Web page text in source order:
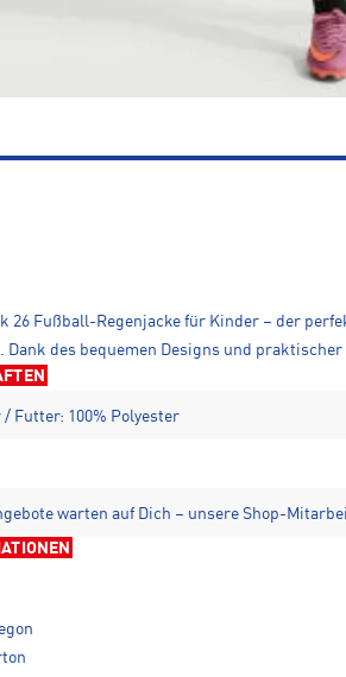
26 Fußball-Regenjacke für Kinder – der
Dank des bequemen Designs und
/ Futter: 100% Polyester
warten auf Dich – unsere Shop-